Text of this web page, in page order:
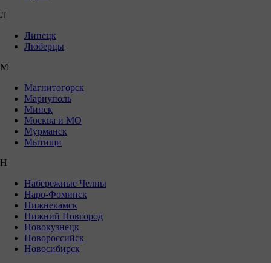
Л
Липецк
Люберцы
М
Магнитогорск
Мариуполь
Минск
Москва и МО
Мурманск
Мытищи
Н
Набережные Челны
Наро-Фоминск
Нижнекамск
Нижний Новгород
Новокузнецк
Новороссийск
Новосибирск